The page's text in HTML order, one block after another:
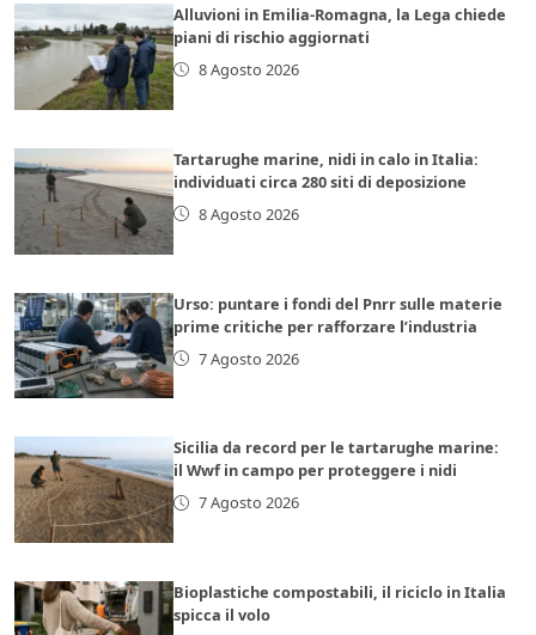
Alluvioni in Emilia-Romagna, la Lega chiede
piani di rischio aggiornati
8 Agosto 2026
Tartarughe marine, nidi in calo in Italia:
individuati circa 280 siti di deposizione
8 Agosto 2026
Urso: puntare i fondi del Pnrr sulle materie
prime critiche per rafforzare l’industria
7 Agosto 2026
Sicilia da record per le tartarughe marine:
il Wwf in campo per proteggere i nidi
7 Agosto 2026
Bioplastiche compostabili, il riciclo in Italia
spicca il volo